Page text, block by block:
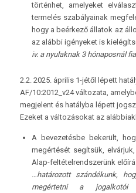
történhet, amelyeket
termelés szabályainak
hogy a beérkező állatok az
az alábbi igényeket is
iv. a nyulaknak 3 hónaposnál
2.2. 2025. április 1-jétől lépett
AF/10:2012_v24 változata,
megjelent és hatályba lépett
Ezeket a változásokat az
A bevezetésbe bekerült,
megértését segítsük,
Alap-feltételrendszerünk
…határozott szándékunk,
megértetni a jogalkotói